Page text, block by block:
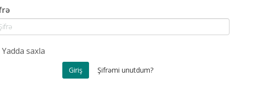
Yadda saxla
Şifrəmi unutdum?